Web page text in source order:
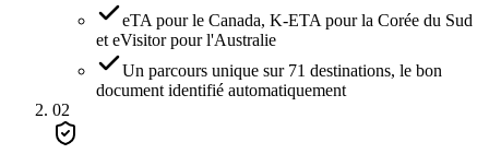
eTA pour le Canada, K-ETA pour la Corée du Sud
et eVisitor pour l'Australie
Un parcours unique sur 71 destinations, le bon
document identifié automatiquement
02